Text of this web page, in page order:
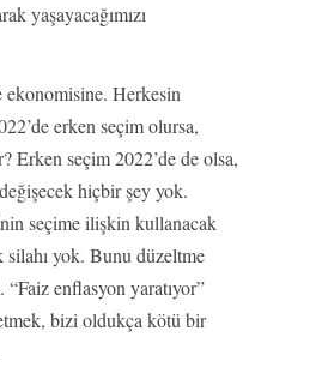
yaşayacağımızı
Herkesin
erken seçim olursa,
Erken seçim 2022’de de olsa,
hiçbir şey yok.
seçime ilişkin kullanacak
yok. Bunu düzeltme
“Faiz enflasyon yaratıyor”
bizi oldukça kötü bir